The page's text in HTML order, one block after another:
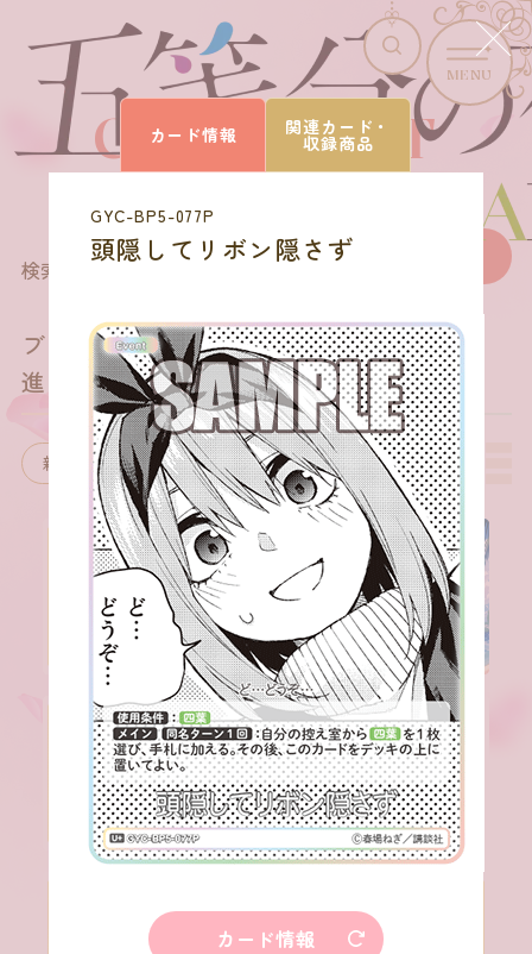
MENU
CARD LIST
カードを探す
検索結果180件 商品を選びなおす
ブースターパック vol.5
進み続ける日常
カード情報 関連カード・
収録商品
GYC-BP5-077P
頭隠してリボン隠さず
カード情報